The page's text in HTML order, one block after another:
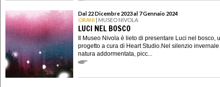
Dal 22 Dicembre 2023 al 7 Gennaio 2024
ORANI | MUSEO NIVOLA
LUCI NEL BOSCO
Il Museo Nivola è lieto di presentare Luci nel bosco,
progetto a cura di Heart Studio.Nel silenzio
natura addormentata, picc...